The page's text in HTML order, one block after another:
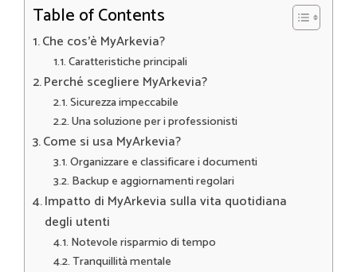
Table of Contents
Che cos’è MyArkevia?
Caratteristiche principali
Perché scegliere MyArkevia?
Sicurezza impeccabile
Una soluzione per i professionisti
Come si usa MyArkevia?
Organizzare e classificare i documenti
Backup e aggiornamenti regolari
Impatto di MyArkevia sulla vita quotidiana
degli utenti
Notevole risparmio di tempo
Tranquillità mentale